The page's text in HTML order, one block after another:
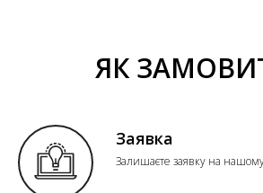
ЯК
Заявка
Залишаєте заявку на нашому